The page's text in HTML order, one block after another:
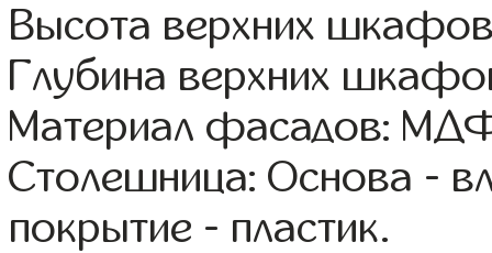
Высота верхних
Глубина верхних
Материал фасадов:
Столешница: Основа -
покрытие - пластик.